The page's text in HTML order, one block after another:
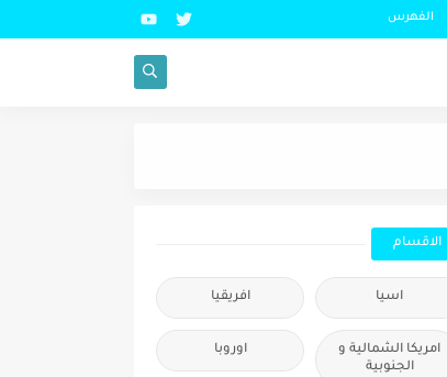
الفهرس
الاقسام
اسيا افريقيا
امريكا الشمالية و
الجنوبية
اوروبا